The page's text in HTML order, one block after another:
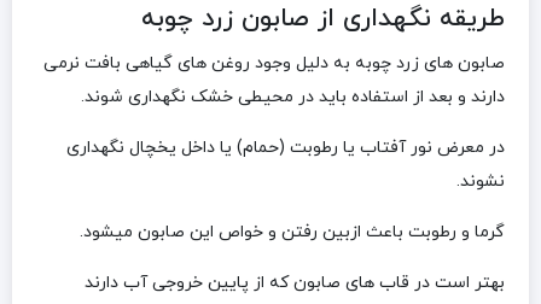
طریقه نگهداری از صابون زرد چوبه
صابون های زرد چوبه به دلیل وجود روغن های گیاهی بافت نرمی
دارند و بعد از استفاده باید در محیطی خشک نگهداری شوند.
در معرض نور آفتاب یا رطوبت (حمام) یا داخل یخچال نگهداری
نشوند.
گرما و رطوبت باعث ازبین رفتن و خواص این صابون میشود.
بهتر است در قاب های صابون که از پایین خروجی آب دارند